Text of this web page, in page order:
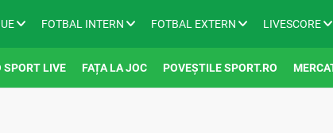
FOTBAL INTERN FOTBAL EXTERN LIVESCORE
SPORT LIVE FAȚA LA JOC POVEȘTILE SPORT.RO